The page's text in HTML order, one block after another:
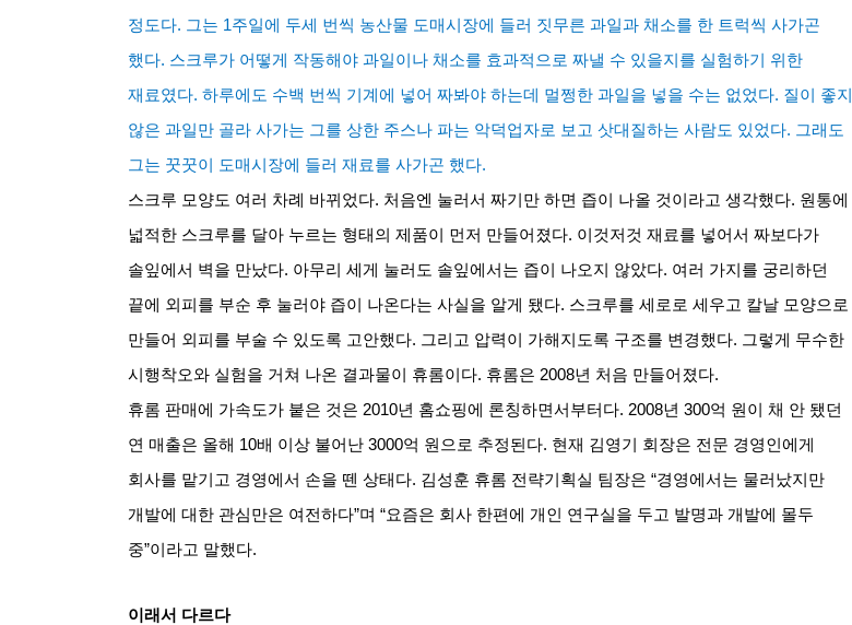
정도다. 그는 1주일에 두세 번씩 농산물 도매시장에 들러 짓무른 과일과 채소를 한 트럭씩 사가곤
했다. 스크루가 어떻게 작동해야 과일이나 채소를 효과적으로 짜낼 수 있을지를 실험하기 위한
재료였다. 하루에도 수백 번씩 기계에 넣어 짜봐야 하는데 멀쩡한 과일을 넣을 수는 없었다. 질이 좋지
않은 과일만 골라 사가는 그를 상한 주스나 파는 악덕업자로 보고 삿대질하는 사람도 있었다. 그래도
그는 꿋꿋이 도매시장에 들러 재료를 사가곤 했다.
스크루 모양도 여러 차례 바뀌었다. 처음엔 눌러서 짜기만 하면 즙이 나올 것이라고 생각했다. 원통에
넓적한 스크루를 달아 누르는 형태의 제품이 먼저 만들어졌다. 이것저것 재료를 넣어서 짜보다가
솔잎에서 벽을 만났다. 아무리 세게 눌러도 솔잎에서는 즙이 나오지 않았다. 여러 가지를 궁리하던
끝에 외피를 부순 후 눌러야 즙이 나온다는 사실을 알게 됐다. 스크루를 세로로 세우고 칼날 모양으로
만들어 외피를 부술 수 있도록 고안했다. 그리고 압력이 가해지도록 구조를 변경했다. 그렇게 무수한
시행착오와 실험을 거쳐 나온 결과물이 휴롬이다. 휴롬은 2008년 처음 만들어졌다.
휴롬 판매에 가속도가 붙은 것은 2010년 홈쇼핑에 론칭하면서부터다. 2008년 300억 원이 채 안 됐던
연 매출은 올해 10배 이상 불어난 3000억 원으로 추정된다. 현재 김영기 회장은 전문 경영인에게
회사를 맡기고 경영에서 손을 뗀 상태다. 김성훈 휴롬 전략기획실 팀장은 “경영에서는 물러났지만
개발에 대한 관심만은 여전하다”며 “요즘은 회사 한편에 개인 연구실을 두고 발명과 개발에 몰두
중”이라고 말했다.
이래서 다르다